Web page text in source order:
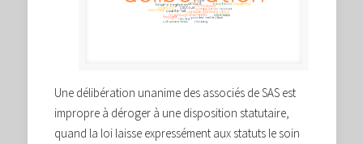
Une délibération unanime des associés de SAS est
impropre à déroger à une disposition statutaire,
quand la loi laisse expressément aux statuts le soin